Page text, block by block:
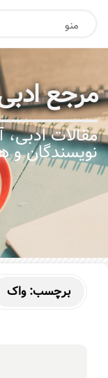
منو
مرجع
مقالات
نویسندگان و
برچسب:واک